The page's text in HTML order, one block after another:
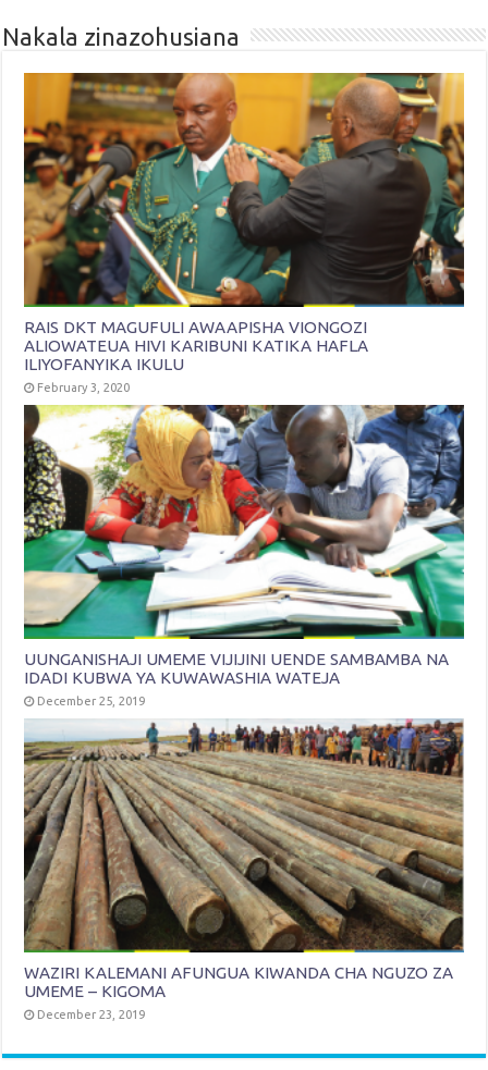
Nakala zinazohusiana
RAIS DKT MAGUFULI AWAAPISHA VIONGOZI
ALIOWATEUA HIVI KARIBUNI KATIKA HAFLA
ILIYOFANYIKA IKULU
February 3, 2020
UUNGANISHAJI UMEME VIJIJINI UENDE SAMBAMBA NA
IDADI KUBWA YA KUWAWASHIA WATEJA
December 25, 2019
WAZIRI KALEMANI AFUNGUA KIWANDA CHA NGUZO ZA
UMEME – KIGOMA
December 23, 2019